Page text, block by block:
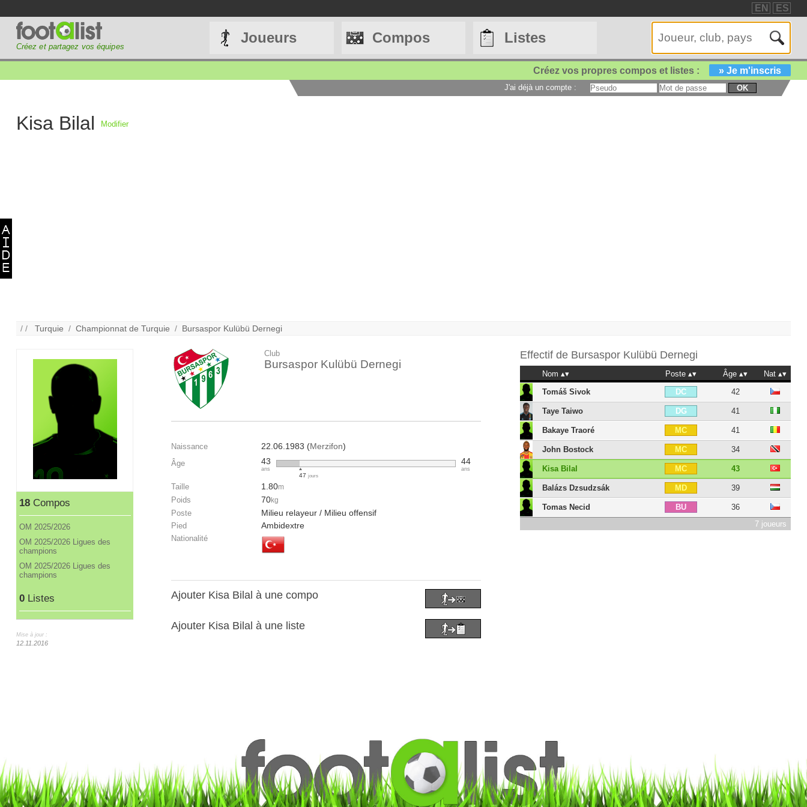
EN ES
Créez et partagez vos équipes
Joueurs Compos Listes
Créez vos propres compos et listes : » Je m'inscris
J'ai déjà un compte : OK
Kisa Bilal Modifier
/ /Turquie /Championnat de Turquie / Bursaspor Kulübü Dernegi
18Compos
OM 2025/2026
OM 2025/2026 Ligues des
champions
OM 2025/2026 Ligues des
champions
0Listes
Mise à jour :
12.11.2016
Club
Bursaspor Kulübü Dernegi
Naissance 22.06.1983 (Merzifon)
Âge 43
ans
47jours
44
ans
Taille 1.80m
Poids 70kg
Poste Milieu relayeur / Milieu offensif
Pied Ambidextre
Nationalité
Ajouter Kisa Bilal à une compo
Ajouter Kisa Bilal à une liste
Effectif de Bursaspor Kulübü Dernegi
Nom Poste Âge
Nat
Tomáš Sivok
DC 42
Taye Taiwo DG 41
Bakaye Traoré MC 41
John Bostock MC 34
Kisa Bilal MC 43
Balázs Dzsudzsák MD 39
Tomas Necid BU
36
7 joueurs